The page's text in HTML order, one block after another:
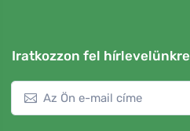
Iratkozzon fel hírlevelünkre